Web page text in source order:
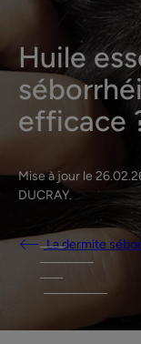
Huile
efficace
Mise à jour le
DUCRAY.
La dermite